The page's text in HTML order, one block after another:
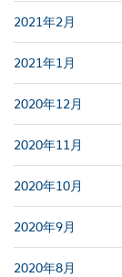
2021年2月
2021年1月
2020年12月
2020年11月
2020年10月
2020年9月
2020年8月